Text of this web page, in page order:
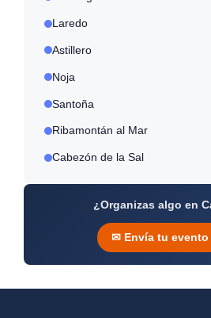
Laredo
Astillero
Noja
Santoña
Ribamontán al Mar
Cabezón de la Sal
¿Organizas algo en
✉ Envía tu